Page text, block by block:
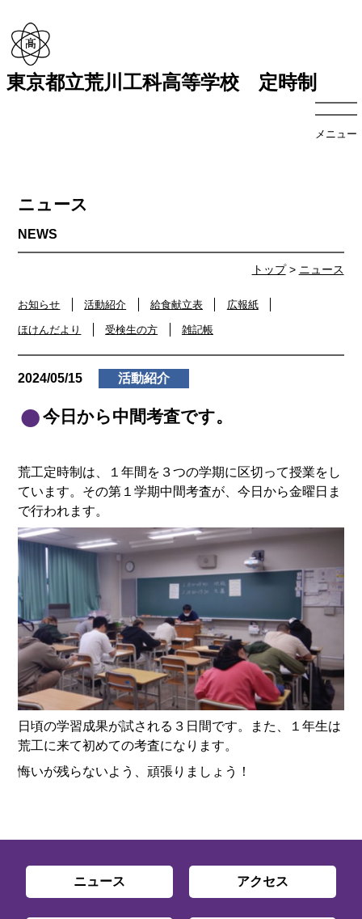
東京都立荒川工科高等学校 定時制
メニュー
トップ> ニュース
ニュース
お知らせ 活動紹介 給食献立表 広報紙
ほけんだより 受検生の方 雑記帳
2024/05/15 活動紹介
今日から中間考査です。
荒工定時制は、１年間を３つの学期に区切って授業をし
ています。その第１学期中間考査が、今日から金曜日ま
で行われます。
日頃の学習成果が試される３日間です。また、１年生は
荒工に来て初めての考査になります。
悔いが残らないよう、頑張りましょう！
ニュース アクセス